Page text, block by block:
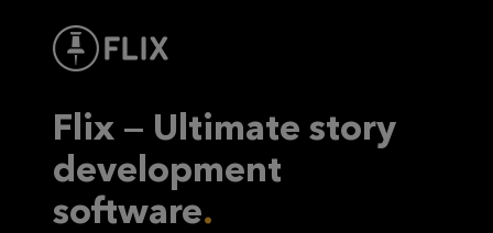
Flix — Ultimate story
development
software